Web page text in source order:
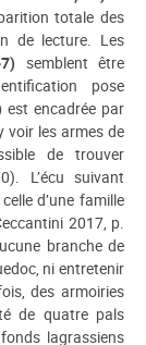
totale des
de lecture. Les
semblent être
pose
est encadrée par
voir les armes de
de trouver
L’écu suivant
d’une famille
2017, p.
branche de
ni entretenir
des armoiries
de quatre pals
lagrassiens